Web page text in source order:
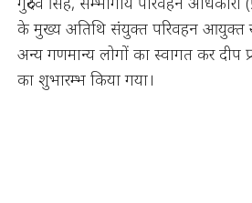
के मुख्य अतिथि संयुक्त परिवहन आयुक्त
अन्य गणमान्य लोगों का स्वागत कर दीप
का शुभारम्भ किया गया।